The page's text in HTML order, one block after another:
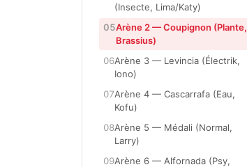
(Insecte, Lima/Katy)
05Arène 2 — Coupignon (Plante,
Brassius)
06Arène 3 — Levincia (Électrik,
Iono)
07Arène 4 — Cascarrafa (Eau,
Kofu)
08Arène 5 — Médali (Normal,
Larry)
09Arène 6 — Alfornada (Psy,